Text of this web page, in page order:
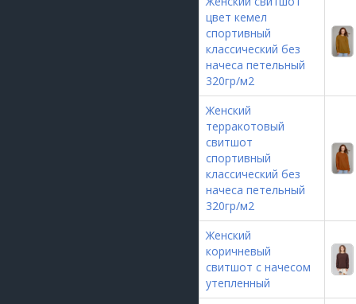
цвет кемел
спортивный
классический без
начеса петельный
320гр/м2
Женский
терракотовый
свитшот
спортивный
классический без
начеса петельный
320гр/м2
Женский
коричневый
свитшот с начесом
утепленный